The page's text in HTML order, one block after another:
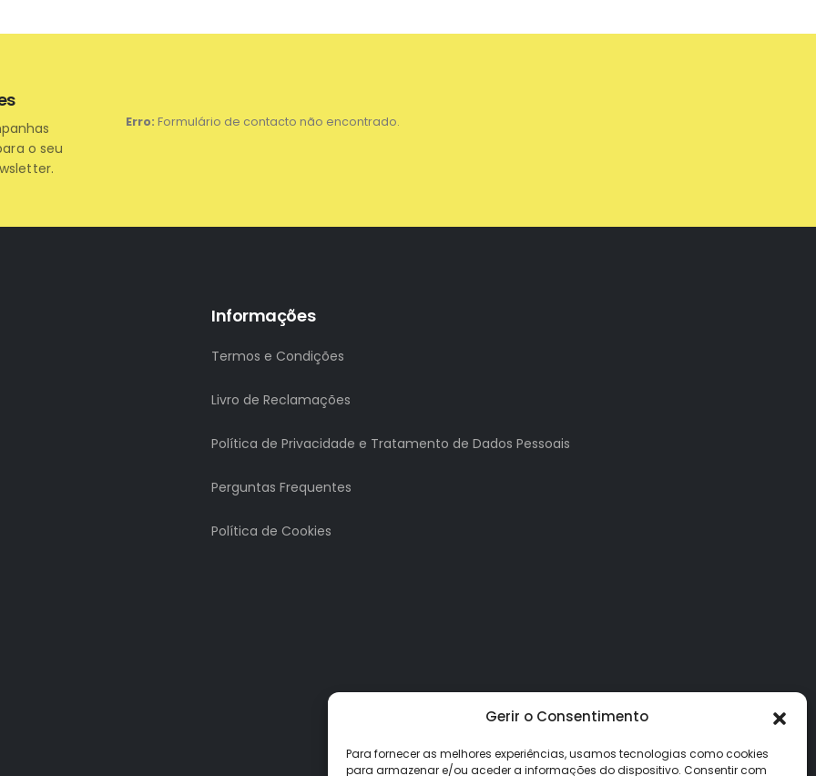
Gerir o Consentimento
Para fornecer as melhores experiências, usamos tecnologias como cookies
para armazenar e/ou aceder a informações do dispositivo. Consentir com
Erro: Formulário de contacto não encontrado.
o seu
Informações
Termos e Condições
Livro de Reclamações
Política de Privacidade e Tratamento de Dados Pessoais
Perguntas Frequentes
Política de Cookies